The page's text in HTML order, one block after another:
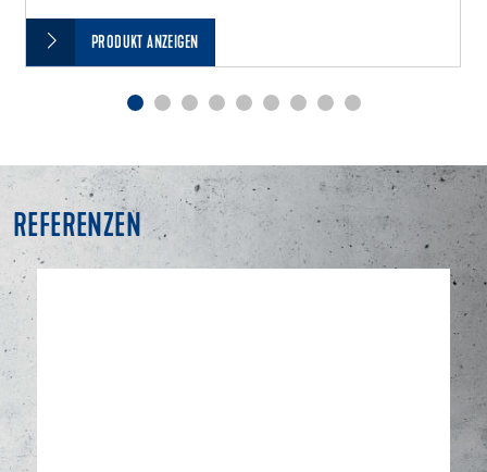
PRODUKT ANZEIGEN
REFERENZEN